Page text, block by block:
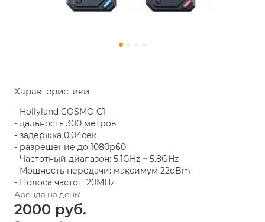
Характеристики
- Hollyland COSMO C1
- дальность 300 метров
- задержка 0,04сек
- разрешение до 1080р60
- Частотный диапазон: 5.1GHz ~ 5.8GHz
- Мощность передачи: максимум 22dBm
- Полоса частот: 20MHz
2000